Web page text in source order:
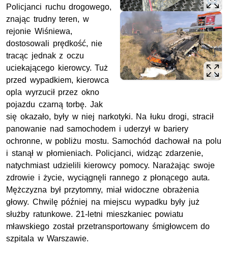
Policjanci ruchu drogowego,
znając trudny teren, w
rejonie Wiśniewa,
dostosowali prędkość, nie
tracąc jednak z oczu
uciekającego kierowcy. Tuż
przed wypadkiem, kierowca
opla wyrzucił przez okno
pojazdu czarną torbę. Jak
się okazało, były w niej narkotyki. Na łuku drogi, stracił
panowanie nad samochodem i uderzył w bariery
ochronne, w pobliżu mostu. Samochód dachował na polu
i stanął w płomieniach. Policjanci, widząc zdarzenie,
natychmiast udzielili kierowcy pomocy. Narażając swoje
zdrowie i życie, wyciągnęli rannego z płonącego auta.
Mężczyzna był przytomny, miał widoczne obrażenia
głowy. Chwilę później na miejscu wypadku były już
służby ratunkowe. 21-letni mieszkaniec powiatu
mławskiego został przetransportowany śmigłowcem do
szpitala w Warszawie.